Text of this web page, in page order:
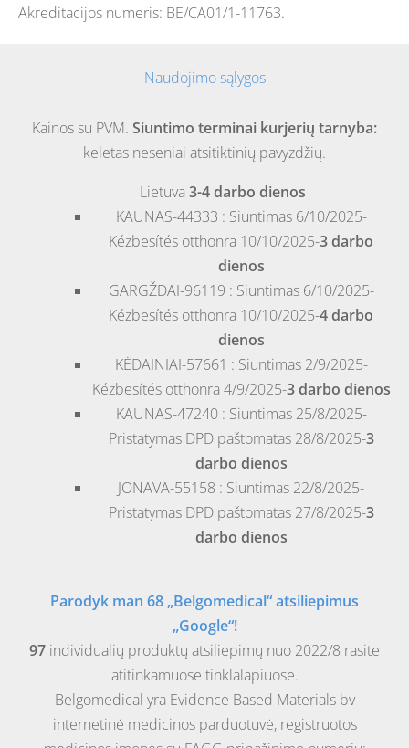
Akreditacijos numeris: BE/CA01/1-11763.
Naudojimo sąlygos
Kainos su PVM. Siuntimo terminai kurjerių tarnyba:
keletas neseniai atsitiktinių pavyzdžių.
Lietuva3-4 darbo dienos
KAUNAS-44333 : Siuntimas 6/10/2025-
Kézbesítés otthonra 10/10/2025-3 darbo
dienos
GARGŽDAI-96119 : Siuntimas 6/10/2025-
Kézbesítés otthonra 10/10/2025-4 darbo
dienos
KĖDAINIAI-57661 : Siuntimas 2/9/2025-
Kézbesítés otthonra 4/9/2025-3 darbo dienos
KAUNAS-47240 : Siuntimas 25/8/2025-
Pristatymas DPD paštomatas 28/8/2025-3
darbo dienos
JONAVA-55158 : Siuntimas 22/8/2025-
Pristatymas DPD paštomatas 27/8/2025-3
darbo dienos
Parodyk man 68 „Belgomedical“ atsiliepimus
„Google“!
97 individualių produktų atsiliepimų nuo 2022/8 rasite
atitinkamuose tinklalapiuose.
Belgomedical yra Evidence Based Materials bv
internetinė medicinos parduotuvė, registruotos